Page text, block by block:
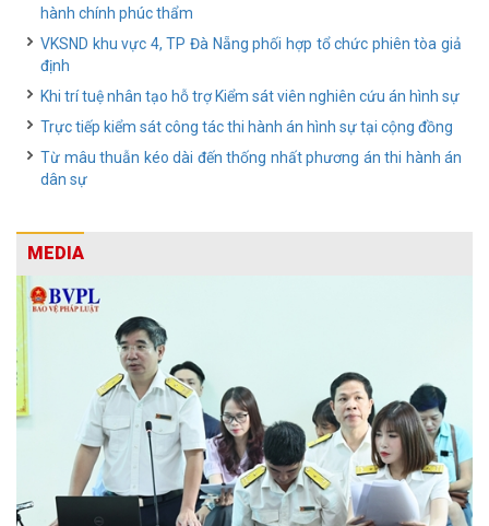
hành chính phúc thẩm
VKSND khu vực 4, TP Đà Nẵng phối hợp tổ chức phiên tòa giả
định
Khi trí tuệ nhân tạo hỗ trợ Kiểm sát viên nghiên cứu án hình sự
Trực tiếp kiểm sát công tác thi hành án hình sự tại cộng đồng
Từ mâu thuẫn kéo dài đến thống nhất phương án thi hành án
dân sự
MEDIA